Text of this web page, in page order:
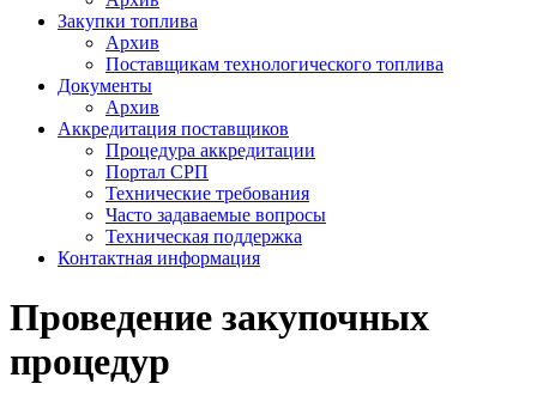
Закупки топлива
Архив
Поставщикам технологического топлива
Документы
Архив
Аккредитация поставщиков
Процедура аккредитации
Портал СРП
Технические требования
Часто задаваемые вопросы
Техническая поддержка
Контактная информация
Проведение закупочных
процедур